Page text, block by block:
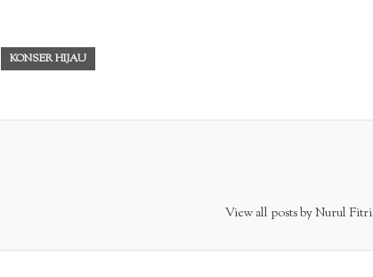
KONSER HIJAU
View all posts by Nurul